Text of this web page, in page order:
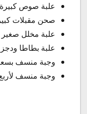
علبة صوص كبيرة بسعر : 1
صحن مقبلات كبير بسعر :
علبة مخلل صغير بسعر
علبة بطاطا ودجز كبير
وجبة منسف بسعر : 5 دينار
وجبة منسف لأربع